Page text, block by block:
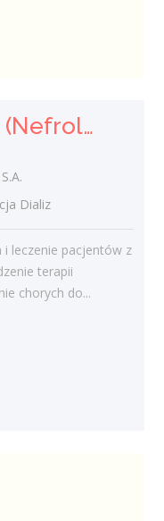
Lekarz Specjalista (Nefrolog / Internista) (K/M/N)
Dializ
i leczenie pacjentów z
terapii
chorych do...